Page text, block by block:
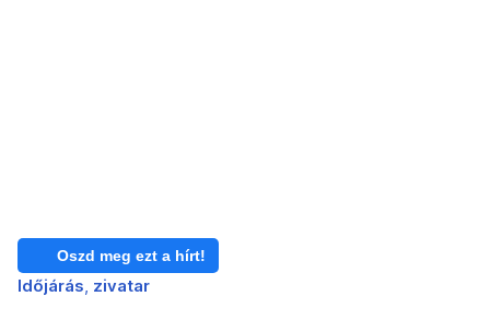
Oszd meg ezt a hírt!
Időjárás zivatar